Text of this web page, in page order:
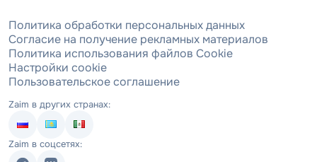
Политика обработки персональных данных
Согласие на получение рекламных материалов
Политика использования файлов Cookie
Настройки cookie
Пользовательское соглашение
Zaim в других странах:
Zaim в соцсетях: